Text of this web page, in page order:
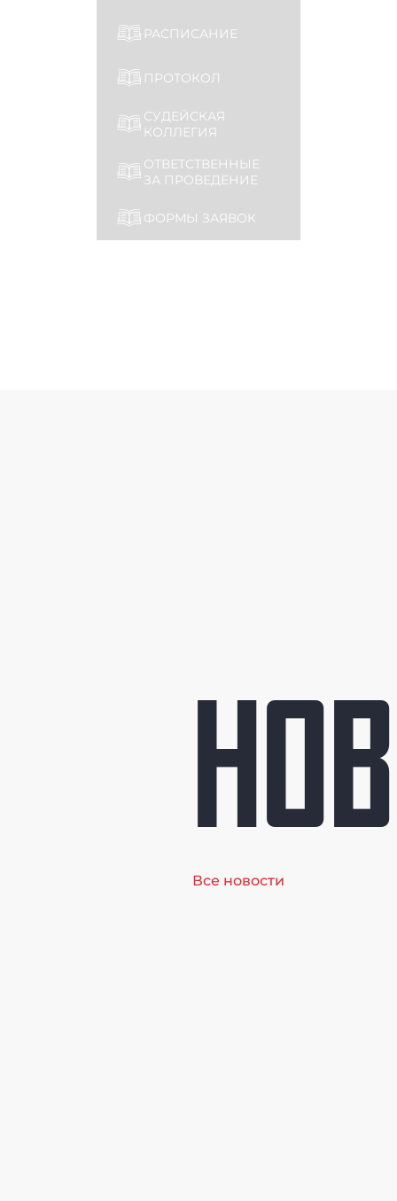
РАСПИСАНИЕ
ПРОТОКОЛ
СУДЕЙСКАЯ
КОЛЛЕГИЯ
ОТВЕТСТВЕННЫЕ
ЗА ПРОВЕДЕНИЕ
ФОРМЫ ЗАЯВОК
Все новости